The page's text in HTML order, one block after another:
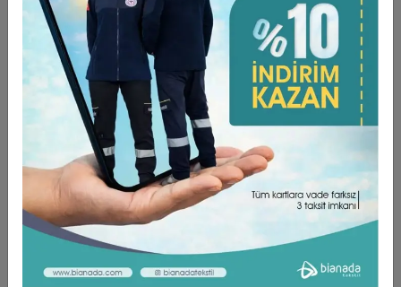
Taksit Seçenekleri Yorumlar
ÜRÜN ÖZELLİKLERİ ;
%100 POLYESTER . Dijital baskılıdır.
Bonelerimiz Standart Boyda üretilmektedir.
Arkadan Bağcıklı ve Lastikli yapıya sahiptir. Kafanızdan
düşme yada kayma yapmaz.
Desenli, Nakışlı, Tek Renk ve Tesettür Bone
modellerimiz mevcuttur.
Farklı meslek gruplarının kullanımına uygundur.
Ürün Kumaş Özellikleri